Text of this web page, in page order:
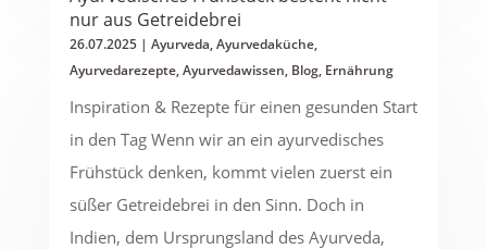
nur aus Getreidebrei
26.07.2025| Ayurveda,Ayurvedaküche,
Ayurvedarezepte,Ayurvedawissen, Blog, Ernährung
Inspiration & Rezepte für einen gesunden Start
in den Tag Wenn wir an ein ayurvedisches
Frühstück denken, kommt vielen zuerst ein
süßer Getreidebrei in den Sinn. Doch in
Indien, dem Ursprungsland des Ayurveda,